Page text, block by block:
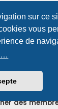
sur ce
vous
de
à une
de
recherche
employés
vous
des